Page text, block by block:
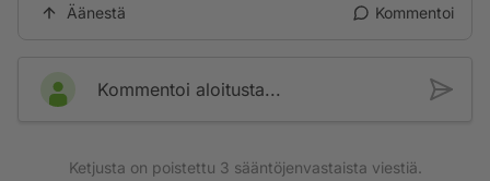
Äänestä Kommentoi
Kommentoi aloitusta...
Ketjusta on poistettu 3 sääntöjenvastaista viestiä.